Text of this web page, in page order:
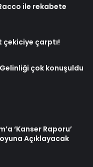
ile rekabete
çekiciye çarptı!
Gelinliği çok konuşuldu
‘Kanser Raporu’
Açıklayacak